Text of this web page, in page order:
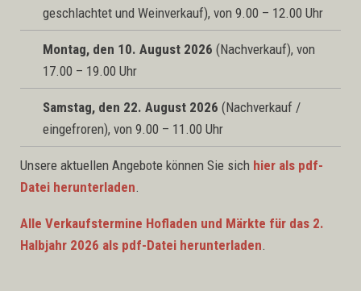
geschlachtet und Weinverkauf), von 9.00 – 12.00 Uhr
Montag, den 10. August 2026 (Nachverkauf), von
17.00 – 19.00 Uhr
Samstag, den 22. August 2026 (Nachverkauf /
eingefroren), von 9.00 – 11.00 Uhr
Unsere aktuellen Angebote können Sie sich hier als pdf-
Datei herunterladen.
Alle Verkaufstermine Hofladen und Märkte für das 2.
Halbjahr 2026 als pdf-Datei herunterladen.